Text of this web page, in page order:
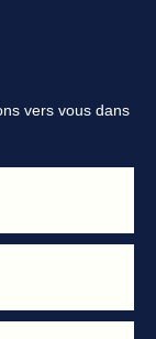
vers vous dans